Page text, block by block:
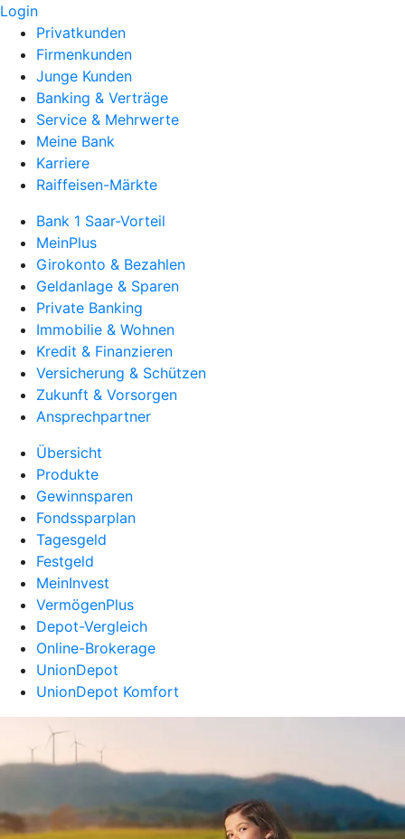
Login
Privatkunden
Firmenkunden
Junge Kunden
Banking & Verträge
Service & Mehrwerte
Meine Bank
Karriere
Raiffeisen-Märkte
Bank 1 Saar-Vorteil
MeinPlus
Girokonto & Bezahlen
Geldanlage & Sparen
Private Banking
Immobilie & Wohnen
Kredit & Finanzieren
Versicherung & Schützen
Zukunft & Vorsorgen
Ansprechpartner
Übersicht
Produkte
Gewinnsparen
Fondssparplan
Tagesgeld
Festgeld
MeinInvest
VermögenPlus
Depot-Vergleich
Online-Brokerage
UnionDepot
UnionDepot Komfort